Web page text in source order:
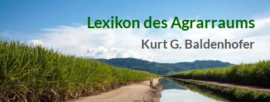
Lexikon des Agrarraums
Kurt G. Baldenhofer